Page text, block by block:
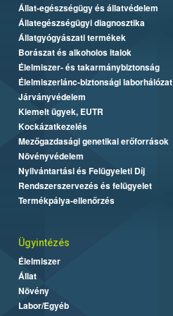
Állat-egészségügy és állatvédelem
Állategészségügyi diagnosztika
Állatgyógyászati termékek
Borászat és alkoholos italok
Élelmiszer- és takarmánybiztonság
Élelmiszerlánc-biztonsági laborhálózat
Járványvédelem
Kiemelt ügyek, EUTR
Kockázatkezelés
Mezőgazdasági genetikai erőforrások
Növényvédelem
Nyilvántartási és Felügyeleti Díj
Rendszerszervezés és felügyelet
Termékpálya-ellenőrzés
Ügyintézés
Élelmiszer
Állat
Növény
Labor/Egyéb